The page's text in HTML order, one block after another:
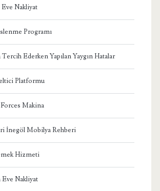
Nakliyat
Programı
Ederken Yapılan Yaygın Hatalar
Platformu
Makina
İnegöl Mobilya Rehberi
Hizmeti
Eve Nakliyat